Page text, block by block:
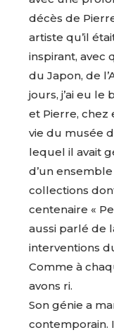
décès de
artiste qu’il
inspirant, avec
du Japon, de
jours, j’ai eu
et Pierre, chez
vie du musée
lequel il avait
d’un
collections
centenaire «
aussi parlé de
interventions
Comme à
avons ri.
Son génie a
contemporain.